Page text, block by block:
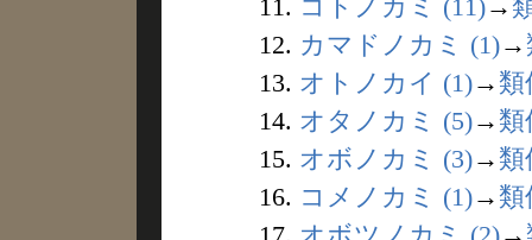
11. コトノカミ (11)→
12. カマドノカミ (1)→
13. オトノカイ (1)→ 類
14. オタノカミ (5)→ 類
15. オボノカミ (3)→ 類
16. コメノカミ (1)→ 類